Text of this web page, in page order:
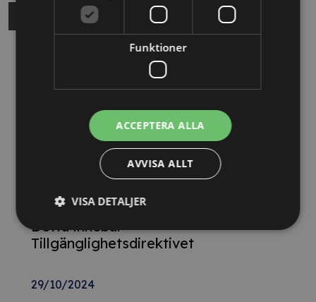
Nya Världsbanksregler öppnar för
svenska företag – lär dig vinna
upphandlingar med våra nya kurser
26/02/2025
Detta innebär
Tillgänglighetsdirektivet
29/10/2024
Funktioner
ACCEPTERA ALLA
AVVISA ALLT
VISA DETALJER